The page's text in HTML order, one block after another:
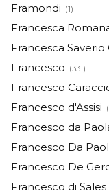
Framondi (1)
Francesca
Francesca Saverio
Francesco (331)
Francesco
Francesco d'Assisi
Francesco da
Francesco Da
Francesco De
Francesco di Sales